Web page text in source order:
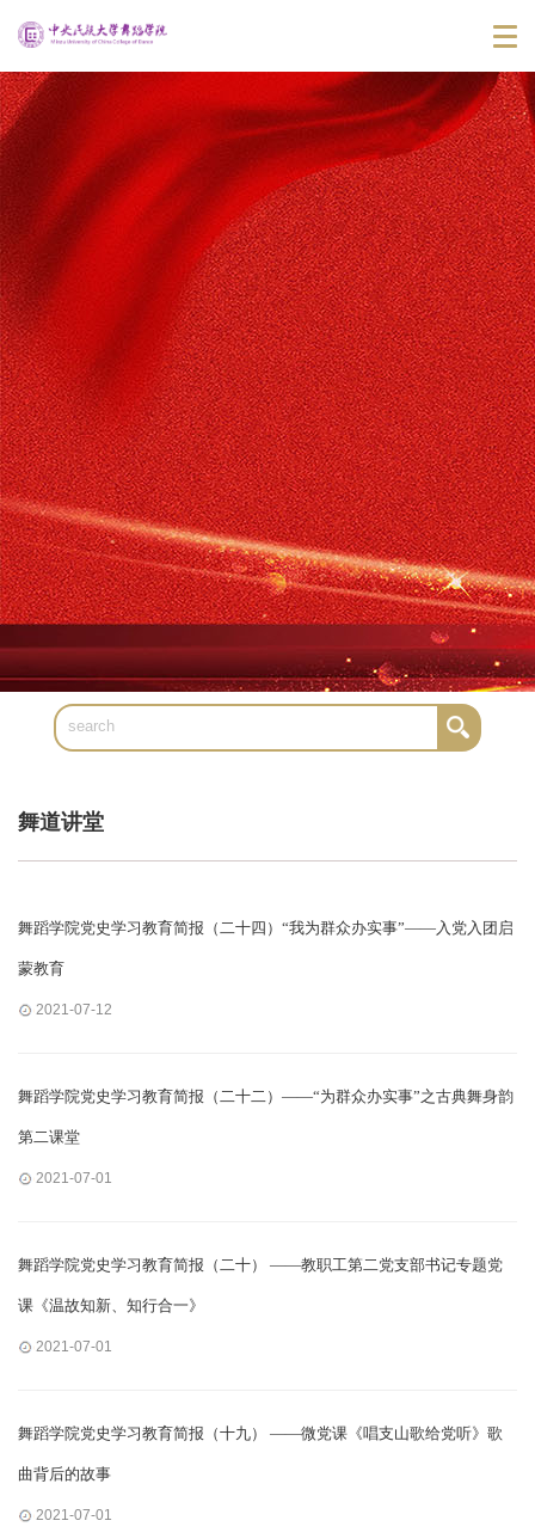
舞道讲堂
舞蹈学院党史学习教育简报（二十四）“我为群众办实事”——入党入团启
蒙教育
2021-07-12
舞蹈学院党史学习教育简报（二十二）——“为群众办实事”之古典舞身韵
第二课堂
2021-07-01
舞蹈学院党史学习教育简报（二十） ——教职工第二党支部书记专题党
课《温故知新、知行合一》
2021-07-01
舞蹈学院党史学习教育简报（十九） ——微党课《唱支山歌给党听》歌
曲背后的故事
2021-07-01